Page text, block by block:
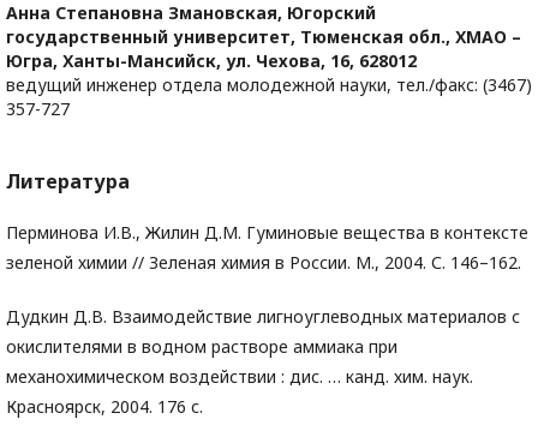
Анна Степановна Змановская, Югорский
государственный университет, Тюменская обл., ХМАО –
Югра, Ханты-Мансийск, ул. Чехова, 16, 628012
ведущий инженер отдела молодежной науки, тел./факс: (3467)
357-727
Литература
Перминова И.В., Жилин Д.М. Гуминовые вещества в контексте
зеленой химии // Зеленая химия в России. М., 2004. С. 146–162.
Дудкин Д.В. Взаимодействие лигноуглеводных материалов с
окислителями в водном растворе аммиака при
механохимическом воздействии : дис. … канд. хим. наук.
Красноярск, 2004. 176 с.